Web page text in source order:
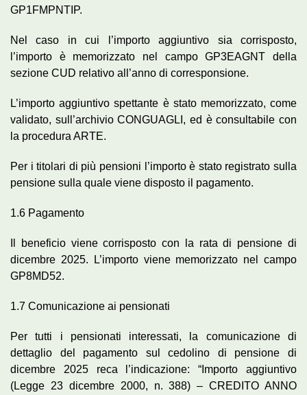
GP1FMPNTIP.
Nel caso in cui l’importo aggiuntivo sia corrisposto,
l’importo è memorizzato nel campo GP3EAGNT della
sezione CUD relativo all’anno di corresponsione.
L’importo aggiuntivo spettante è stato memorizzato, come
validato, sull’archivio CONGUAGLI, ed è consultabile con
la procedura ARTE.
Per i titolari di più pensioni l’importo è stato registrato sulla
pensione sulla quale viene disposto il pagamento.
1.6 Pagamento
Il beneficio viene corrisposto con la rata di pensione di
dicembre 2025. L’importo viene memorizzato nel campo
GP8MD52.
1.7 Comunicazione ai pensionati
Per tutti i pensionati interessati, la comunicazione di
dettaglio del pagamento sul cedolino di pensione di
dicembre 2025 reca l’indicazione: “Importo aggiuntivo
(Legge 23 dicembre 2000, n. 388) – CREDITO ANNO